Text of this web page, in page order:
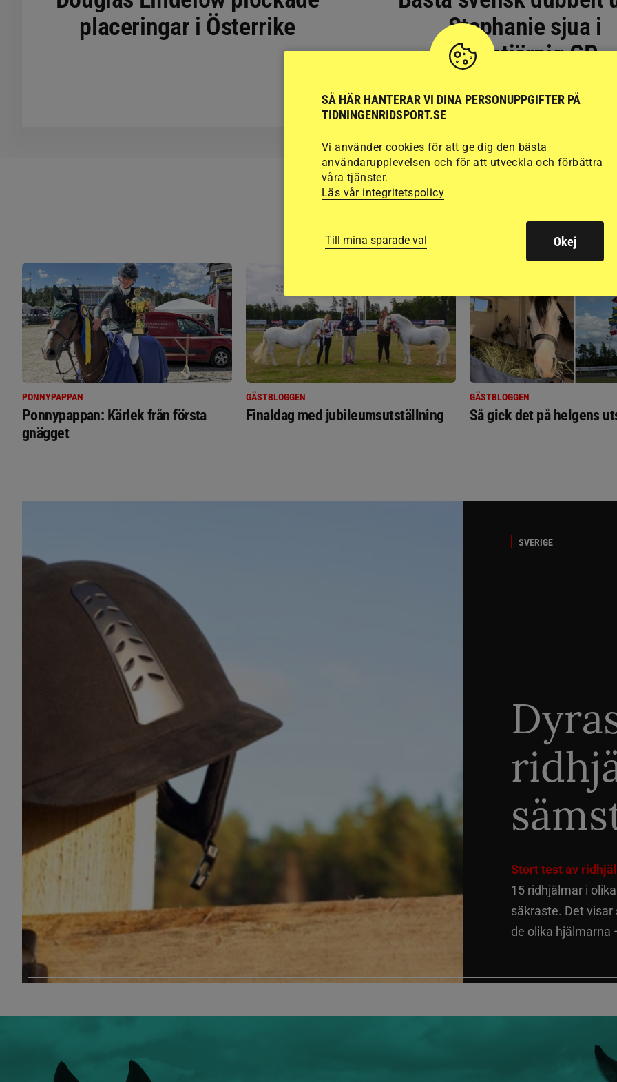
placeringar i Österrike
Stephanie sjua i
femstjärnig GP
PONNYPAPPAN
Ponnypappan: Kärlek från första
gnägget
GÄSTBLOGGEN
Finaldag med jubileumsutställning
GÄSTBLOGGEN
Så gick det på helgens
SVERIGE
Stort test av
15 ridhjälmar i
säkraste. Det
de olika hjälmarna
SÅ HÄR HANTERAR VI DINA PERSONUPPGIFTER PÅ
TIDNINGENRIDSPORT.SE
Vi använder cookies för att ge dig den bästa
användarupplevelsen och för att utveckla och förbättra
våra tjänster.
Läs vår integritetspolicy
Till mina sparade val Okej